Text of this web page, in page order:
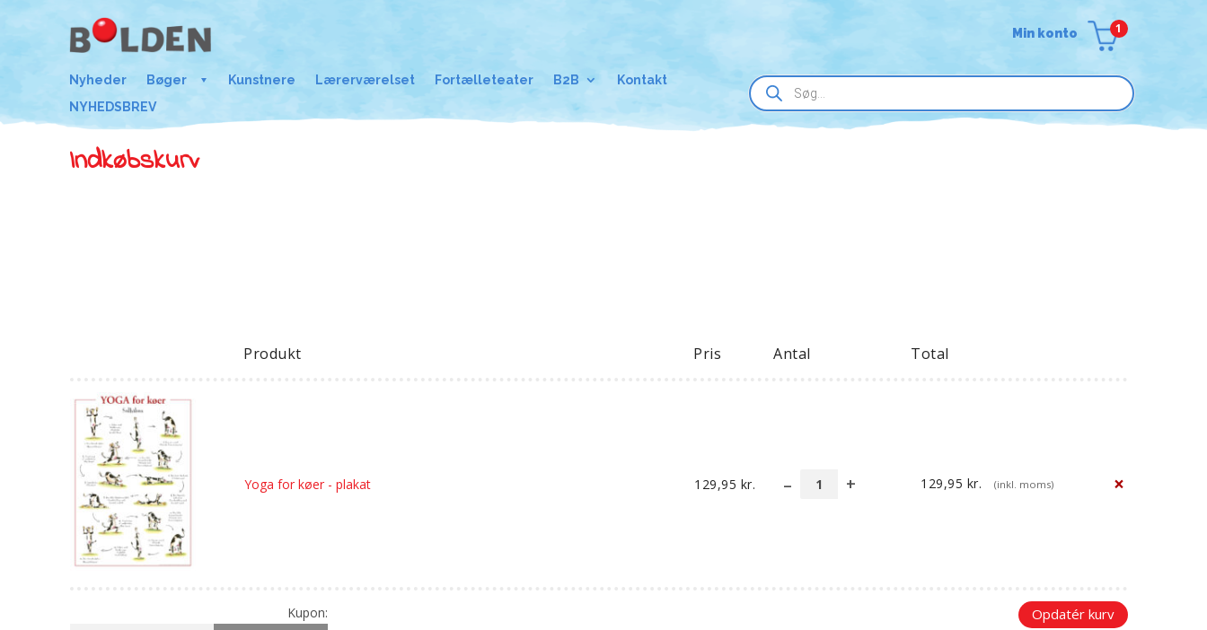
Nyheder Bøger Kunstnere Lærerværelset Fortælleteater B2B
Kontakt
NYHEDSBREV
Min konto 1
Products
search
Indkøbskurv
Produkt Pris Antal Total
Yoga for køer - plakat 129,95 kr.
Yoga
129,95 kr. (inkl. moms) ×
Kupon: Opdatér kurv